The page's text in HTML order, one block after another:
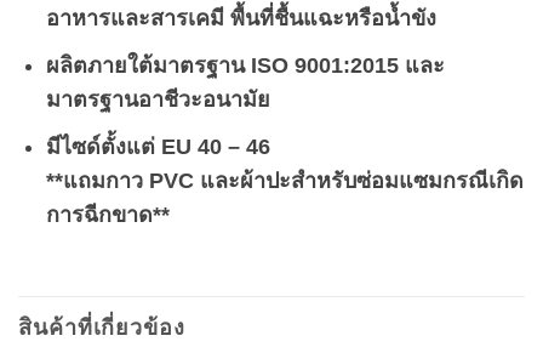
อาหารและสารเคมี พื้นที่ชื้นแฉะหรือน้ำขัง
ผลิตภายใต้มาตรฐาน ISO 9001:2015 และ
มาตรฐานอาชีวะอนามัย
มีไซด์ตั้งแต่ EU 40 – 46
**แถมกาว PVC และผ้าปะสำหรับซ่อมแซมกรณีเกิด
การฉีกขาด**
สินค้าที่เกี่ยวข้อง